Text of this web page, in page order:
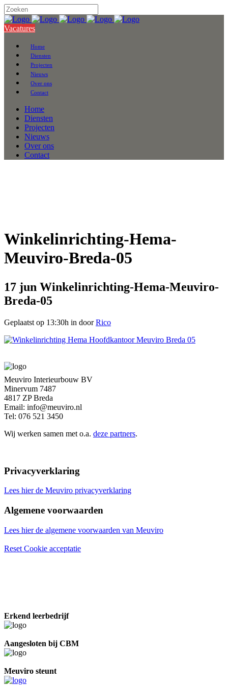
Vacatures
Home
Diensten
Projecten
Nieuws
Over ons
Contact
Home
Diensten
Projecten
Nieuws
Over ons
Contact
Winkelinrichting-Hema-
Meuviro-Breda-05
17 jun Winkelinrichting-Hema-Meuviro-
Breda-05
Geplaatst op 13:30h in doorRico
Meuviro Interieurbouw BV
Minervum 7487
4817 ZP Breda
Email: info@meuviro.nl
Tel: 076 521 3450
Wij werken samen met o.a. deze partners.
Privacyverklaring
Lees hier de Meuviro privacyverklaring
Algemene voorwaarden
Lees hier de algemene voorwaarden van Meuviro
Reset Cookie acceptatie
Erkend leerbedrijf
Aangesloten bij CBM
Meuviro steunt